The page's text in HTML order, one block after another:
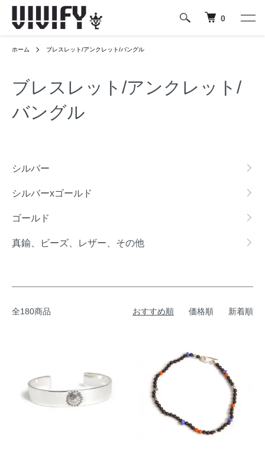
0
ホーム ブレスレット/アンクレット/バングル
ブレスレット/アンクレット/
バングル
シルバー
シルバーxゴールド
ゴールド
真鍮、ビーズ、レザー、その他
全180商品 おすすめ順 価格順 新着順